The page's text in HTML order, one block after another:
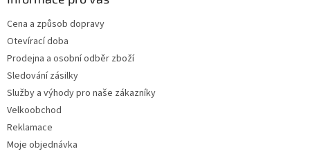
Cena a způsob dopravy
Otevírací doba
Prodejna a osobní odběr zboží
Sledování zásilky
Služby a výhody pro naše zákazníky
Velkoobchod
Reklamace
Moje objednávka